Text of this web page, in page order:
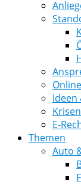
Ideen
E-
Themen
Auto